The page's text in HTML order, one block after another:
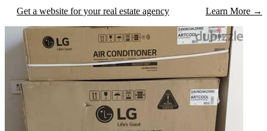
Get a website for your real estate agency Learn More →